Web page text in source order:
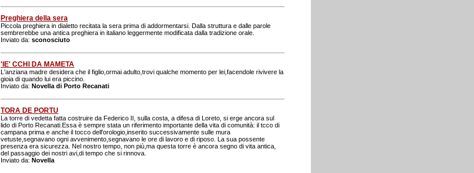
Preghiera della sera
Piccola preghiera in dialetto recitata la sera prima di addormentarsi. Dalla struttura e dalle parole
sembrerebbe una antica preghiera in italiano leggermente modificata dalla tradizione orale.
Inviato da: sconosciuto
'IE' CCHI DA MAMETA
L'anziana madre desidera che il figlio,ormai adulto,trovi qualche momento per lei,facendole rivivere la
gioia di quando lui era piccino.
Inviato da: Novella di Porto Recanati
TORA DE PORTU
La torre di vedetta fatta costruire da Federico II, sulla costa, a difesa di Loreto, si erge ancora sul
lido di Porto Recanati.Essa è sempre stata un riferimento importante della vita di comunità: il tcco di
campana prima e anche il tocco dell'orologio,inserito successivamente sulle mura
vetuste,segnavano ogni avvenimento,segnavano le ore di lavoro e di riposo. La sua possente
presenza era sicurezza. Nel nostro tempo, non più,ma questa torre è ancora segno di vita antica,
del passaggio dei nostri avi,di tempo che si rinnova.
Inviato da: Novella